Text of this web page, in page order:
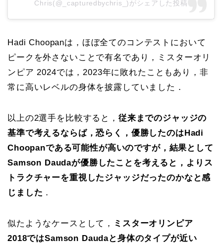
Chris(@_capturedbychris_)がシェアした投稿
Hadi Choopanは，ほぼ全てのコンテストにおいて
ピークを外さないことで有名であり，ミスターオリ
ンピア 2024では，2023年に敗れたこともあり，非
常に高いレベルの身体を披露していました．
以上の2選手を比較すると， 従来までのジャッジの
基準で考えるならば，恐らく，優勝したのはHadi
Choopanである可能性が高いのですが，結果として
Samson Daudaが優勝したことを考えると，よりス
トラクチャーを重視したジャッジだったのかなと感
じました ．
似たようなケースとして，
ミスターオリンピア
2018ではSamson Daudaと身体のタイプが近い